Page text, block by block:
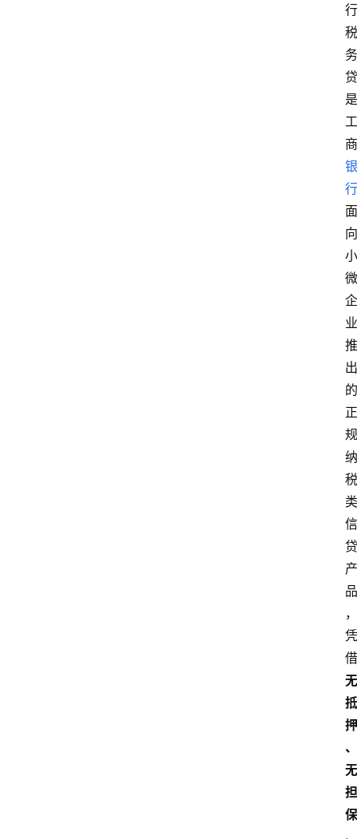
行
税
务
贷
是
工
商
银
行
面
向
小
微
企
业
推
出
的
正
规
纳
税
类
信
贷
产
品
，
凭
借
无
抵
押
、
无
担
保